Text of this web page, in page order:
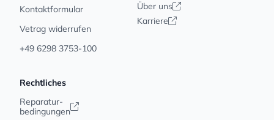
Kontaktformular
Vetrag widerrufen
+49 6298 3753-100
Über uns
Karriere
Rechtliches
Reparatur-
bedingungen